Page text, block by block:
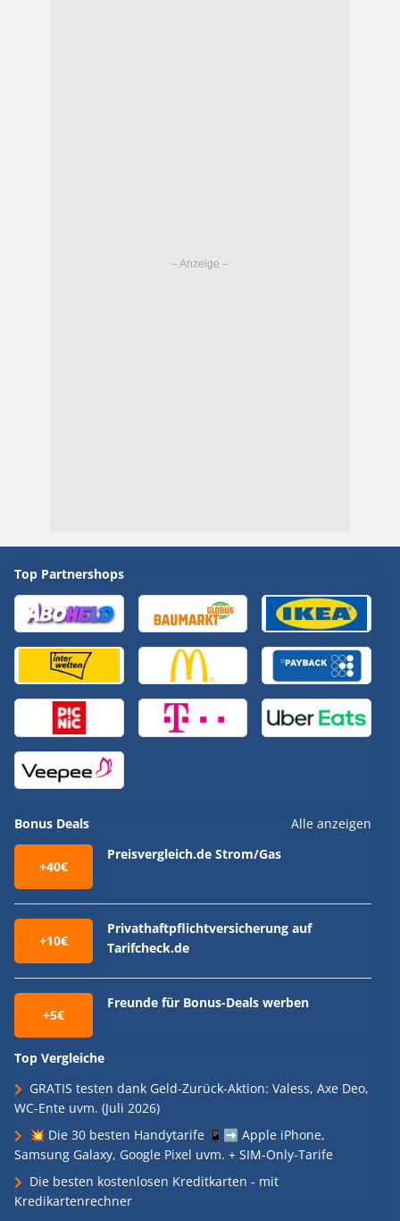
Top Partnershops
Bonus Deals Alle anzeigen
+40€
Preisvergleich.de Strom/Gas
+10€
Privathaftpflichtversicherung auf
Tarifcheck.de
+5€
Freunde für Bonus-Deals werben
Top Vergleiche
GRATIS testen dank Geld-Zurück-Aktion: Valess, Axe Deo,
WC-Ente uvm. (Juli 2026)
💥 Die 30 besten Handytarife 📱➡️ Apple iPhone,
Samsung Galaxy, Google Pixel uvm. + SIM-Only-Tarife
Die besten kostenlosen Kreditkarten - mit
Kredikartenrechner